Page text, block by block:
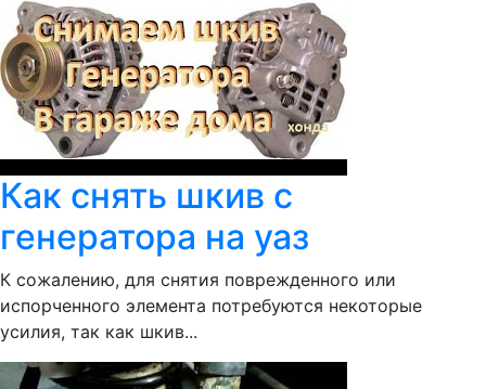
Как снять шкив с
генератора на уаз
К сожалению, для снятия поврежденного или
испорченного элемента потребуются некоторые
усилия, так как шкив...